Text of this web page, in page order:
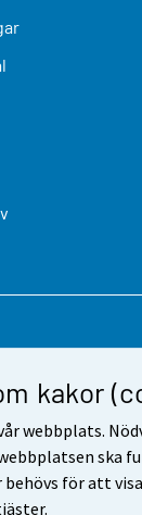
kakor
webbplats.
ska
för att